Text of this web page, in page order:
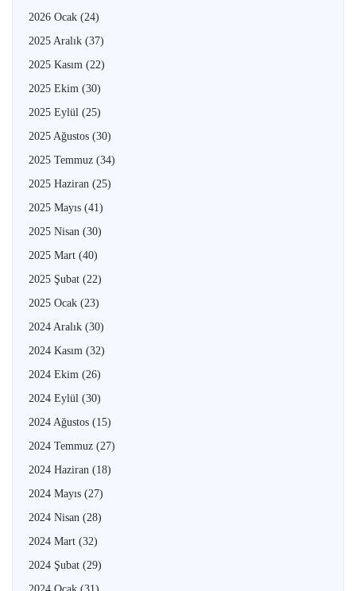
2026 Ocak (24)
2025 Aralık (37)
2025 Kasım (22)
2025 Ekim (30)
2025 Eylül (25)
2025 Ağustos (30)
2025 Temmuz (34)
2025 Haziran (25)
2025 Mayıs (41)
2025 Nisan (30)
2025 Mart (40)
2025 Şubat (22)
2025 Ocak (23)
2024 Aralık (30)
2024 Kasım (32)
2024 Ekim (26)
2024 Eylül (30)
2024 Ağustos (15)
2024 Temmuz (27)
2024 Haziran (18)
2024 Mayıs (27)
2024 Nisan (28)
2024 Mart (32)
2024 Şubat (29)